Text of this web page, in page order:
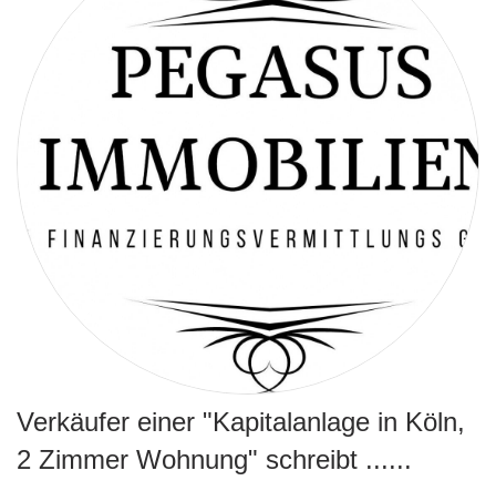
Verkäufer einer "Kapitalanlage in Köln,
2 Zimmer Wohnung" schreibt ......